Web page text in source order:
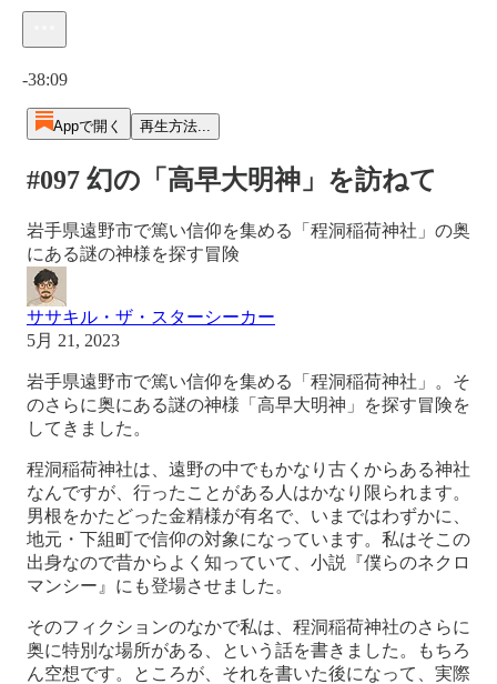
-38:09
Appで開く 再生方法...
#097 幻の「高早大明神」を訪ねて
岩手県遠野市で篤い信仰を集める「程洞稲荷神社」の奥
にある謎の神様を探す冒険
ササキル・ザ・スターシーカー
5月 21, 2023
岩手県遠野市で篤い信仰を集める「程洞稲荷神社」。そ
のさらに奥にある謎の神様「高早大明神」を探す冒険を
してきました。
程洞稲荷神社は、遠野の中でもかなり古くからある神社
なんですが、行ったことがある人はかなり限られます。
男根をかたどった金精様が有名で、いまではわずかに、
地元・下組町で信仰の対象になっています。私はそこの
出身なので昔からよく知っていて、小説『僕らのネクロ
マンシー』にも登場させました。
そのフィクションのなかで私は、程洞稲荷神社のさらに
奥に特別な場所がある、という話を書きました。もちろ
ん空想です。ところが、それを書いた後になって、実際